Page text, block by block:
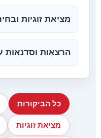
מציאת זוגיות
הרצאות וסדנאות
כל הביקורות
מציאת זוגיות